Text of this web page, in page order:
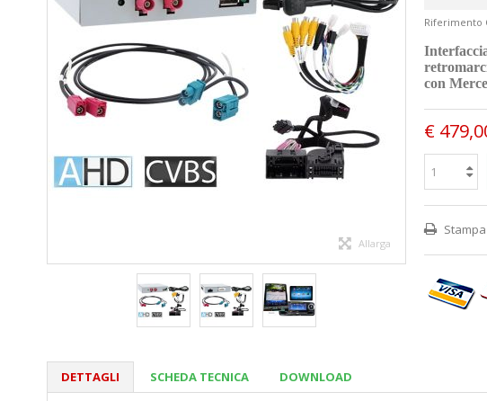
Allarga
Riferimento
con
€
Stampa
DETTAGLI SCHEDA TECNICA DOWNLOAD